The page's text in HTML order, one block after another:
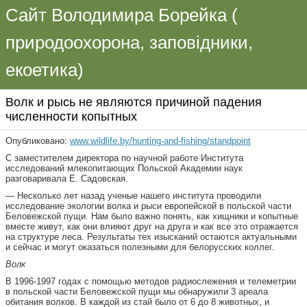
Сайт Володимира Борейка (
природоохорона, заповідники,
екоетика)
Волк и рысь не являются причиной падения
численности копытных
Опубликовано: www.wildlife.by/hunting-and-fishing/standpoint
С заместителем директора по научной работе Института
исследований млекопитающих Польской Академии наук
разговаривала Е. Садовская.
— Несколько лет назад ученые нашего института проводили
исследование экологии волка и рыси европейской в польской части
Беловежской пущи. Нам было важно понять, как хищники и копытные
вместе живут, как они влияют друг на друга и как все это отражается
на структуре леса. Результаты тех изысканий остаются актуальными
и сейчас и могут оказаться полезными для белорусских коллег.
Волк
В 1996-1997 годах с помощью методов радиослежения и телеметрии
в польской части Беловежской пущи мы обнаружили 3 ареала
обитания волков. В каждой из стай было от 6 до 8 животных, и